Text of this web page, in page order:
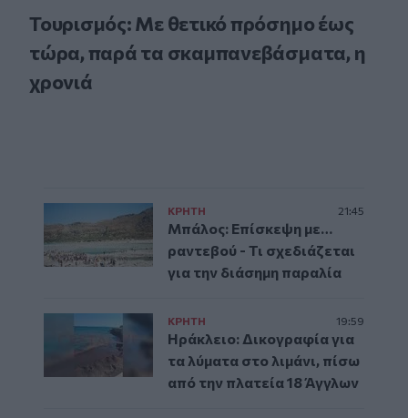
Τουρισμός: Με θετικό πρόσημο έως
τώρα, παρά τα σκαμπανεβάσματα, η
χρονιά
ΚΡΗΤΗ 21:45
Μπάλος: Επίσκεψη με…
ραντεβού - Τι σχεδιάζεται
για την διάσημη παραλία
ΚΡΗΤΗ 19:59
Ηράκλειο: Δικογραφία για
τα λύματα στο λιμάνι, πίσω
από την πλατεία 18 Άγγλων